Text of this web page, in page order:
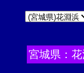
宮城県：